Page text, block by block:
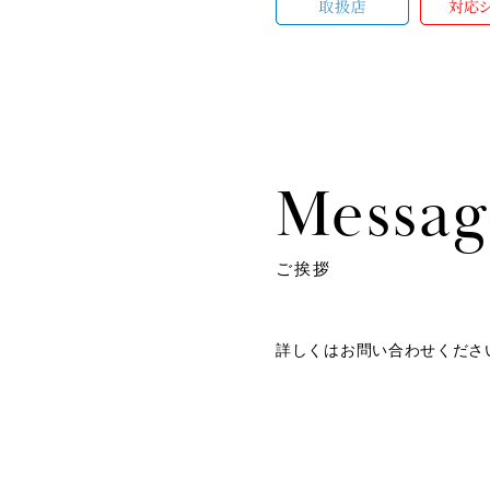
ご挨拶
詳しくはお問い合わせくださ